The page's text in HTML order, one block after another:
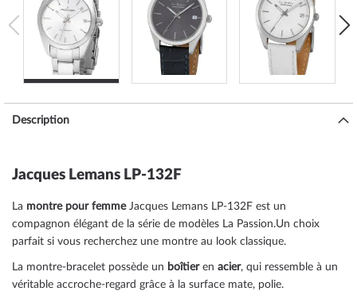
Description
Jacques Lemans LP-132F
La montre pour femmeJacques Lemans LP-132F est un
compagnon élégant de la série de modèles La Passion.Un choix
parfait si vous recherchez une montre au look classique.
La montre-bracelet possède un boîtieren acier, qui ressemble à un
véritable accroche-regard grâce à la surface mate, polie.